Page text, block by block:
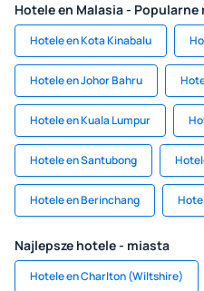
Hotele en Malasia - Popularne
Hotele en Kota Kinabalu
Hotele en Johor Bahru
Hotele en Kuala Lumpur
Hotele en Santubong
Hotele en Berinchang
Najlepsze hotele - miasta
Hotele en Charlton (Wiltshire)